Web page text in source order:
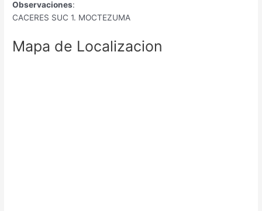
Observaciones:
CACERES SUC 1. MOCTEZUMA
Mapa de Localizacion